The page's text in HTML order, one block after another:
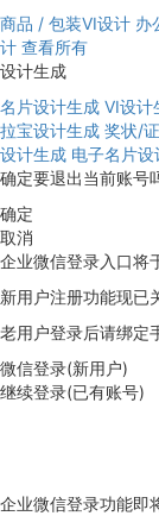
商品 / 包装VI设计 办
计 查看所有
设计生成
名片设计生成 VI设计
拉宝设计生成 奖状/
设计生成 电子名片设
确定要退出当前账号
确定
取消
企业微信登录入口将
新用户注册功能现已
老用户登录后请绑定
微信登录(新用户)
继续登录(已有账号)
企业微信登录功能即